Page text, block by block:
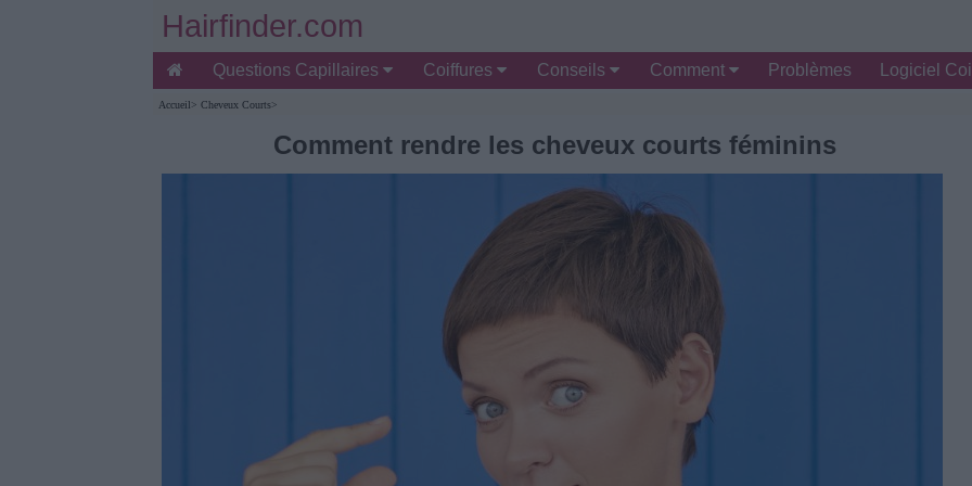
Hairfinder.com
Questions Capillaires Coiffures Conseils Comment Problèmes Logiciel
Accueil> Cheveux Courts>
Comment rendre les cheveux courts féminins